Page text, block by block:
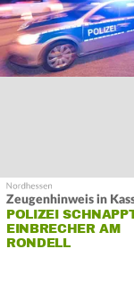
Zeugenhinweis in
POLIZEI
EINBRECHER AM
RONDELL